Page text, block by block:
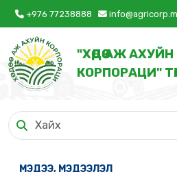
+976 77238888
"ХӨДӨӨ АЖ АХУЙН
КОРПОРАЦИ"
МЭДЭЭ, МЭДЭЭЛЭЛ